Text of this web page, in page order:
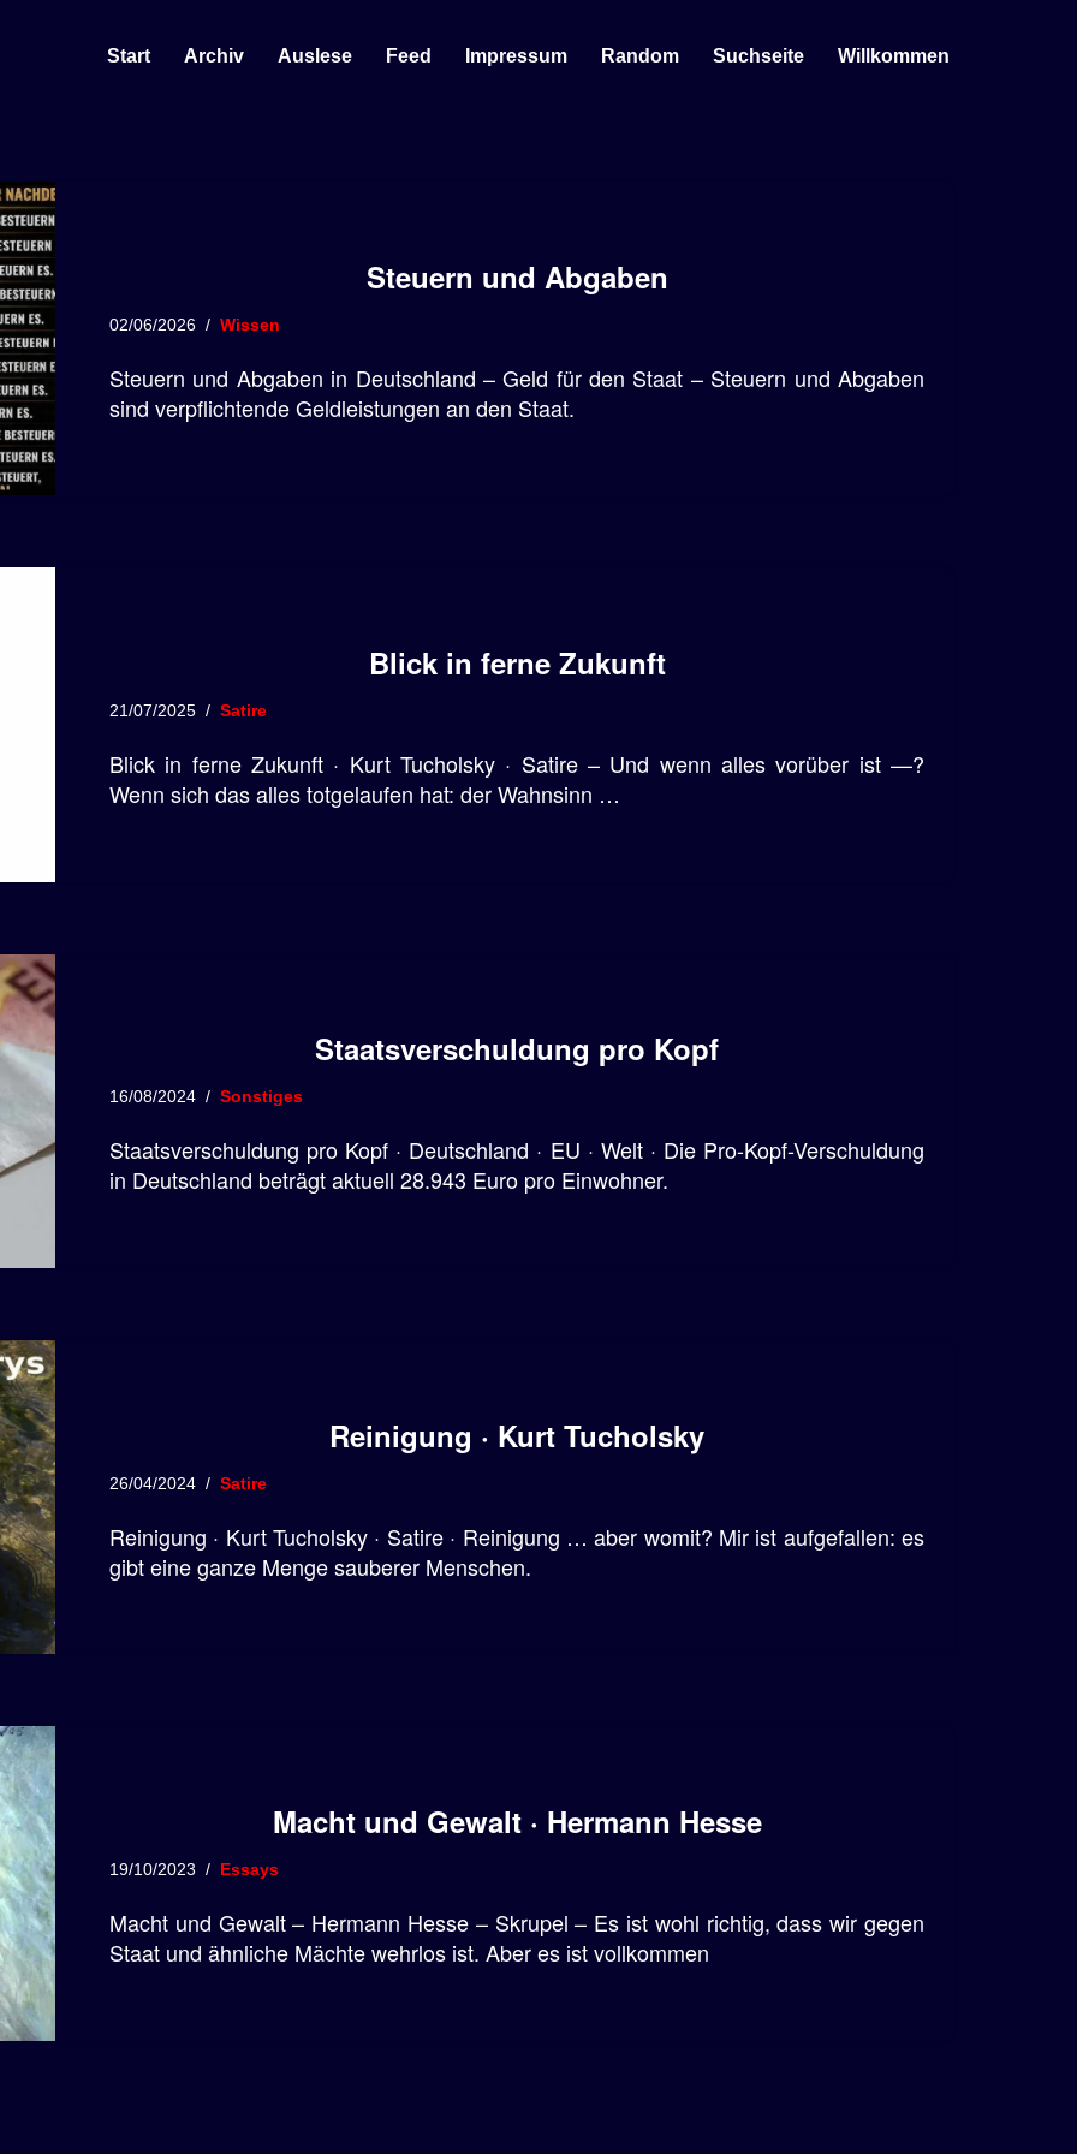
Start Archiv Auslese Feed Impressum Random Suchseite Willkommen
Steuern und Abgaben
02/06/2026 Wissen
Steuern und Abgaben in Deutschland – Geld für den Staat – Steuern und Abgaben
sind verpflichtende Geldleistungen an den Staat.
Blick in ferne Zukunft
21/07/2025 Satire
Blick in ferne Zukunft · Kurt Tucholsky · Satire – Und wenn alles vorüber ist —?
Wenn sich das alles totgelaufen hat: der Wahnsinn …
Staatsverschuldung pro Kopf
16/08/2024 Sonstiges
Staatsverschuldung pro Kopf · Deutschland · EU · Welt · Die Pro-Kopf-Verschuldung
in Deutschland beträgt aktuell 28.943 Euro pro Einwohner.
Reinigung · Kurt Tucholsky
26/04/2024 Satire
Reinigung · Kurt Tucholsky · Satire · Reinigung … aber womit? Mir ist aufgefallen: es
gibt eine ganze Menge sauberer Menschen.
Macht und Gewalt · Hermann Hesse
19/10/2023 Essays
Macht und Gewalt – Hermann Hesse – Skrupel – Es ist wohl richtig, dass wir gegen
Staat und ähnliche Mächte wehrlos ist. Aber es ist vollkommen